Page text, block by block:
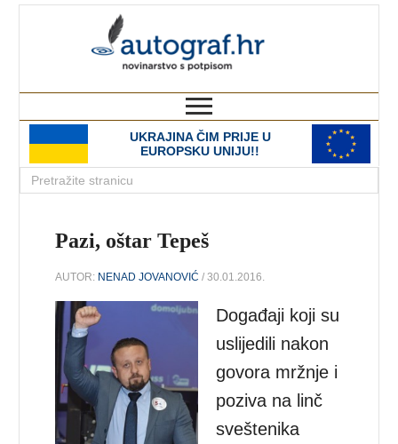
UKRAJINA ČIM PRIJE U
EUROPSKU UNIJU!!
Pazi, oštar Tepeš
AUTOR: NENAD JOVANOVIĆ / 30.01.2016.
Događaji koji su
uslijedili nakon
govora mržnje i
poziva na linč
sveštenika